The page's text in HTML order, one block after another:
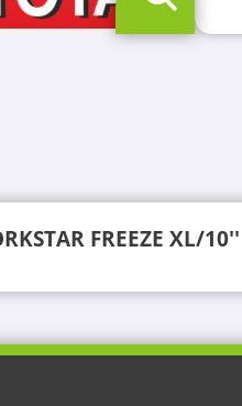
FREEZE XL/10''